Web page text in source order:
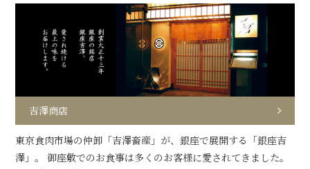
吉澤商店
東京食肉市場の仲卸「吉澤畜産」が、銀座で展開する「銀座吉
澤」。 御座敷でのお食事は多くのお客様に愛されてきました。